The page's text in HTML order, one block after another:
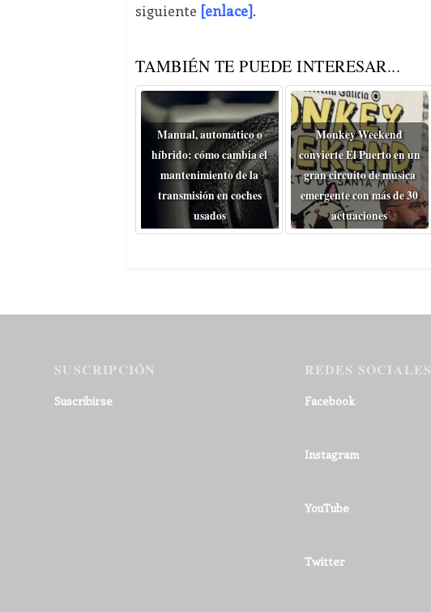
siguiente [enlace].
TAMBIÉN TE PUEDE INTERESAR...
Manual, automático o
híbrido: cómo cambia el
mantenimiento de la
transmisión en coches
usados
Monkey Weekend
convierte El Puerto en un
gran circuito de música
emergente con más de 30
actuaciones
SUSCRIPCIÓN
Suscribirse
REDES SOCIALES
Facebook
Instagram
YouTube
Twitter